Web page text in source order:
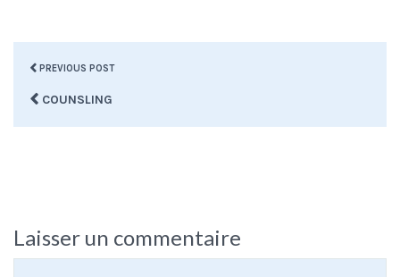
PREVIOUS POST
COUNSLING
Laisser un commentaire